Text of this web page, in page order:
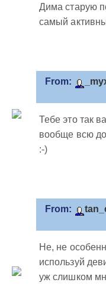
Дима старую
самый
From:
Тебе это так
вообще всю
:-)
From:
Не, не
используй
уж слишком